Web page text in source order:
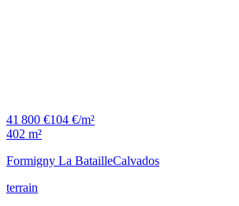
41 800 €104 €/m²
402 m²
Formigny La BatailleCalvados
terrain